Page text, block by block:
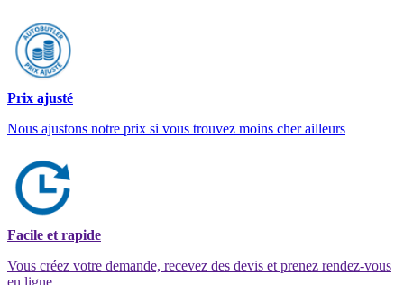
Prix ajusté
Nous ajustons notre prix si vous trouvez moins cher ailleurs
Facile et rapide
Vous créez votre demande, recevez des devis et prenez rendez-vous
en ligne